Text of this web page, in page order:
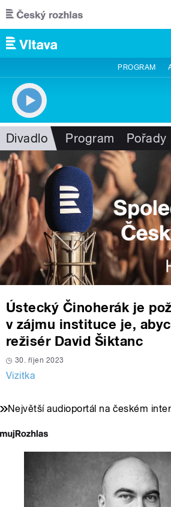
Přejít k hlavnímu obsahu
PROGRAM
Divadlo Program Pořady
Ústecký Činoherák je
v zájmu instituce je,
režisér David Šiktanc
30. říjen 2023
Vizitka
Největší audioportál na českém